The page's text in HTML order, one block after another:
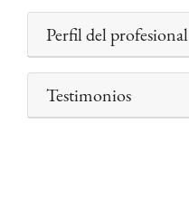
Perfil del profesional
Testimonios